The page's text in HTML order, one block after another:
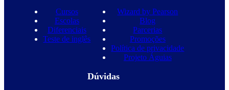
Cursos
Escolas
Diferenciais
Teste de inglês
Wizard by Pearson
Blog
Parcerias
Promoções
Política de privacidade
Projeto Águias
Dúvidas